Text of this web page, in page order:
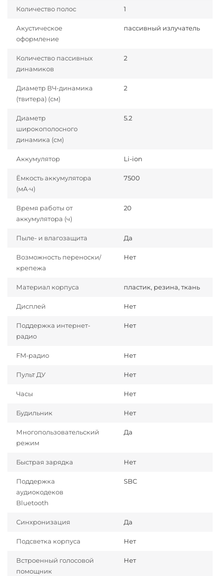
Количество полос 1
Акустическое
оформление
пассивный излучатель
Количество пассивных
динамиков
2
Диаметр ВЧ-динамика
(твитера) (см)
2
Диаметр
широкополосного
динамика (см)
5.2
Аккумулятор Li-ion
Ёмкость аккумулятора
(мА·ч)
7500
Время работы от
аккумулятора (ч)
20
Пыле- и влагозащита Да
Возможность переноски/
крепежа
Нет
Материал корпуса пластик, резина, ткань
Дисплей Нет
Поддержка интернет-
радио
Нет
FM-радио Нет
Пульт ДУ Нет
Часы Нет
Будильник Нет
Многопользовательский
режим
Да
Быстрая зарядка Нет
Поддержка
аудиокодеков
Bluetooth
SBC
Синхронизация Да
Подсветка корпуса Нет
Встроенный голосовой
помощник
Нет